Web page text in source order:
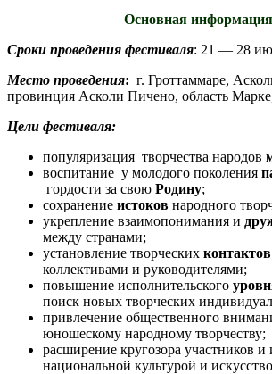
Основная
Сроки проведения фестиваля: 21 — 28
Место проведения: г. Гроттаммаре,
провинция Асколи Пичено, область
Цели фестиваля:
популяризация творчества народов
воспитание у молодого поколения
гордости за свою Родину;
сохранение истоков народного
укрепление взаимопонимания и
между странами;
установление творческих контактов
коллективами и руководителями;
повышение исполнительского
поиск новых творческих
привлечение общественного
юношескому народному творчеству;
расширение кругозора участников и
национальной культурой и